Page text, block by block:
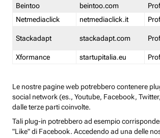
Beintoo
beintoo.com
Netmediaclick
netmediaclick.it
Stackadapt stackadapt.com
Xformance
startupitalia.eu
Le nostre pagine web potrebbero contenere
social network (es., Youtube, Facebook,
dalle terze parti coinvolte.
Tali plug-in potrebbero ad esempio
"Like" di Facebook. Accedendo ad una delle